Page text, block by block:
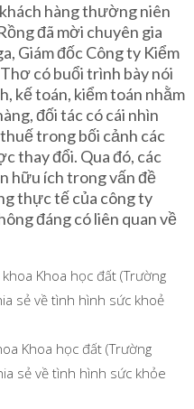
hàng thường niên
đã mời chuyên gia
Giám đốc Công ty Kiểm
có buổi trình bày nói
kế toán, kiểm toán nhằm
đối tác có cái nhìn
trong bối cảnh các
thay đổi. Qua đó, các
hữu ích trong vấn đề
thực tế của công ty
đáng có liên quan về
Khoa học đất (Trường
sẻ về tình hình sức khỏe